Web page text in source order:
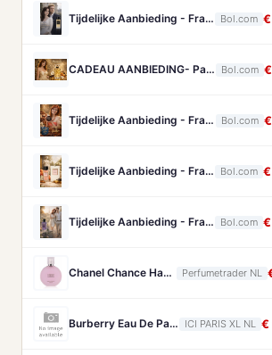
Tijdelijke Aanbieding - Franse Parfum - Rodin - een heerlijke frisse/kruidige Eau de Parum - met gratis parfumverstuiver - blijft gehele dag ruiken. Bol.com
CADEAU AANBIEDING- Parfum Passade Paris - Elegante Zachte Geur - 100 ml Bol.com
Tijdelijke Aanbieding - Franse Dames Parfum - Amative and Tender - een heerlijke Eau de Parfum - met Koffie - Amandelen en Chocola - met hartje ketting Bol.com
Tijdelijke Aanbieding - Franse Dames Parfum - Pomone- een heerlijke Eau de Parfum - dat ruikt naar heerlijk fris fruit en amandel. Bol.com
Tijdelijke Aanbieding - Franse Parfum - Le Jardin - is een Eau de Parfum - van een perfecte mix van kruiden en Lavendel - met extra handtas verstuiver. Bol.com
Chanel Chance Haarparfum 35 ml Perfumetrader NL
Burberry Eau De Parfum Burberry - Goddess Eau De Parfum - 100 ML ICI PARIS XL NL €